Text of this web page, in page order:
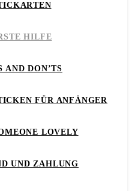
HILFE
AND DON’TS
FÜR ANFÄNGER
LOVELY
UND ZAHLUNG